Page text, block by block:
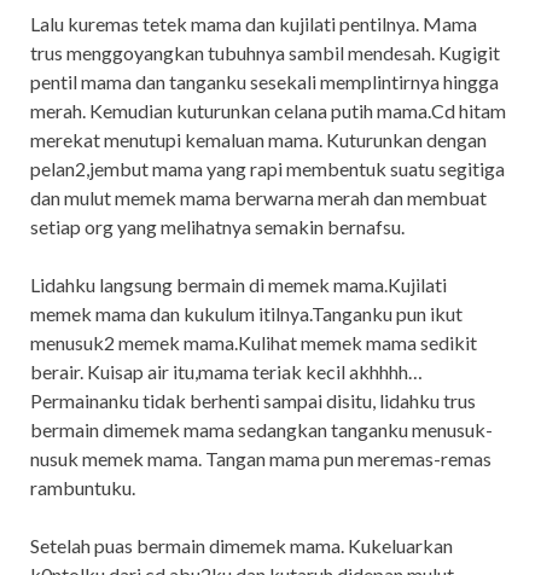
Lalu kuremas tetek mama dan kujilati pentilnya. Mama
trus menggoyangkan tubuhnya sambil mendesah. Kugigit
pentil mama dan tanganku sesekali memplintirnya hingga
merah. Kemudian kuturunkan celana putih mama.Cd hitam
merekat menutupi kemaluan mama. Kuturunkan dengan
pelan2,jembut mama yang rapi membentuk suatu segitiga
dan mulut memek mama berwarna merah dan membuat
setiap org yang melihatnya semakin bernafsu.
Lidahku langsung bermain di memek mama.Kujilati
memek mama dan kukulum itilnya.Tanganku pun ikut
menusuk2 memek mama.Kulihat memek mama sedikit
berair. Kuisap air itu,mama teriak kecil akhhhh…
Permainanku tidak berhenti sampai disitu, lidahku trus
bermain dimemek mama sedangkan tanganku menusuk-
nusuk memek mama. Tangan mama pun meremas-remas
rambuntuku.
Setelah puas bermain dimemek mama. Kukeluarkan